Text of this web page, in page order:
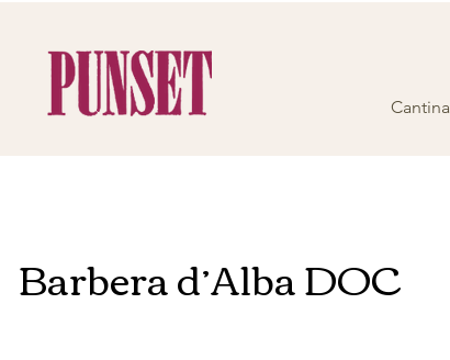
Cantina
Barbera d’Alba DOC